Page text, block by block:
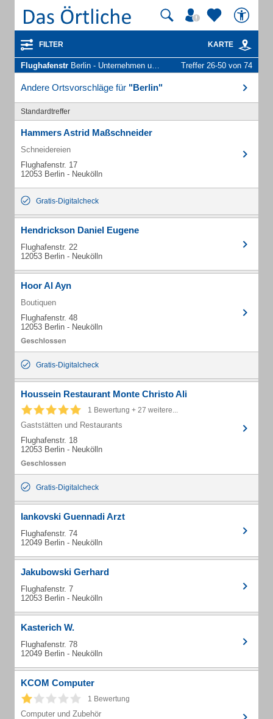
FILTER KARTE
Flughafenstr Berlin - Unternehmen und Personen Treffer 26-50 von 74
Andere Ortsvorschläge für "Berlin"
Standardtreffer
Hammers Astrid Maßschneider
Schneidereien
Flughafenstr. 17
12053 Berlin - Neukölln
Gratis-Digitalcheck
Hendrickson Daniel Eugene
Flughafenstr. 22
12053 Berlin - Neukölln
Hoor Al Ayn
Boutiquen
Flughafenstr. 48
12053 Berlin - Neukölln
Gratis-Digitalcheck
Houssein Restaurant Monte Christo Ali
1 Bewertung + 27 weitere...
Gaststätten und Restaurants
Flughafenstr. 18
12053 Berlin - Neukölln
Gratis-Digitalcheck
Iankovski Guennadi Arzt
Flughafenstr. 74
12049 Berlin - Neukölln
Jakubowski Gerhard
Flughafenstr. 7
12053 Berlin - Neukölln
Kasterich W.
Flughafenstr. 78
12049 Berlin - Neukölln
KCOM Computer
1 Bewertung
Computer und Zubehör